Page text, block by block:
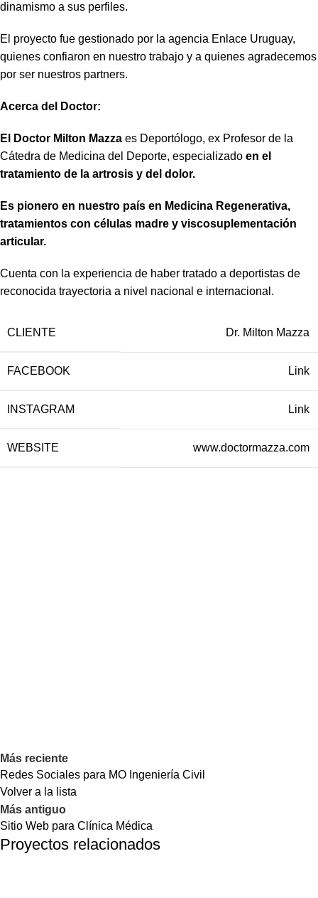
dinamismo a sus perfiles.
El proyecto fue gestionado por la agencia Enlace Uruguay,
quienes confiaron en nuestro trabajo y a quienes agradecemos
por ser nuestros partners.
Acerca del Doctor:
El Doctor Milton Mazza es Deportólogo, ex Profesor de la
Cátedra de Medicina del Deporte, especializado en el
tratamiento de la artrosis y del dolor.
Es pionero en nuestro país en Medicina Regenerativa,
tratamientos con células madre y viscosuplementación
articular.
Cuenta con la experiencia de haber tratado a deportistas de
reconocida trayectoria a nivel nacional e internacional.
CLIENTE Dr. Milton Mazza
FACEBOOK Link
INSTAGRAM Link
WEBSITE www.doctormazza.com
Más reciente
Redes Sociales para MO Ingeniería Civil
Volver a la lista
Más antiguo
Sitio Web para Clínica Médica
Proyectos relacionados